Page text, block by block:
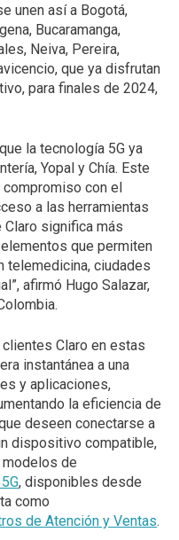
unen así a Bogotá,
Bucaramanga,
Neiva, Pereira,
que ya disfrutan
para finales de 2024,
la tecnología 5G ya
Yopal y Chía. Este
con el
a las herramientas
significa más
que permiten
telemedicina, ciudades
afirmó Hugo Salazar,
Claro en estas
instantánea a una
y aplicaciones,
la eficiencia de
deseen conectarse a
dispositivo compatible,
modelos de
, disponibles desde
como
de Atención y Ventas.